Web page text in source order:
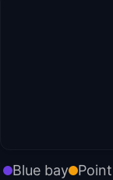
Blue bay